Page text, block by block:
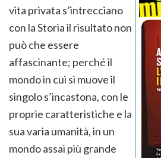
vita privata s’intrecciano
con la Storia il risultato non
può che essere
affascinante; perché il
mondo in cui si muove il
singolo s’incastona, con le
proprie caratteristiche e la
sua varia umanità, in un
mondo assai più grande